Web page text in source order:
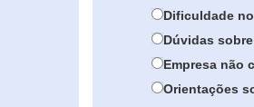
Dificuldade
Dúvidas
Empresa não
Orientações